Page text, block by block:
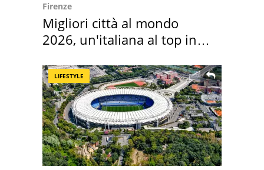
Firenze
Migliori città al mondo
2026, un'italiana al top in
LIFESTYLE